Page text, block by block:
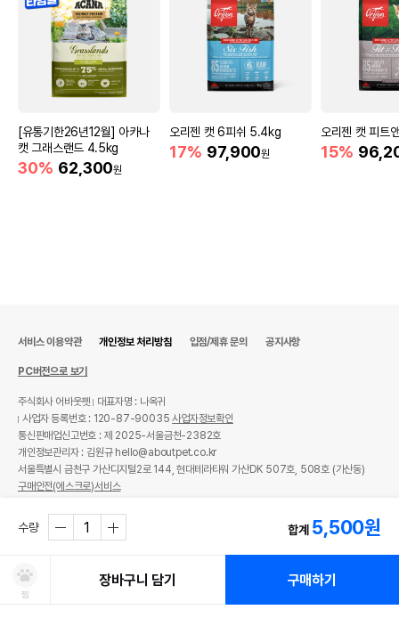
[유통기한26년12월] 아카나
캣 그래스랜드 4.5kg
30% 62,300원
오리젠 캣 6피쉬 5.4kg
17% 97,900원
오리젠 캣 피트
15%
수량 합계 5,500원
찜
장바구니 담기 구매하기
서비스 이용약관 개인정보 처리방침 입점/제휴 문의 공지사항
PC버전으로 보기
주식회사 어바웃펫
대표자명 : 나옥귀
사업자 등록번호 : 120-87-90035사업자정보확인
통신판매업신고번호 : 제 2025-서울금천-2382호
개인정보관리자 : 김원규 hello@aboutpet.co.kr
서울특별시 금천구 가산디지털2로 144, 현대테라타워 가산DK 507호, 508호 (가산동)
구매안전(에스크로)서비스